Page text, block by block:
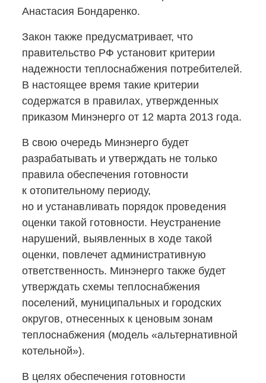
Анастасия Бондаренко.
Закон также предусматривает, что
правительство РФ установит критерии
надежности теплоснабжения потребителей.
В настоящее время такие критерии
содержатся в правилах, утвержденных
приказом Минэнерго от 12 марта 2013 года.
В свою очередь Минэнерго будет
разрабатывать и утверждать не только
правила обеспечения готовности
к отопительному периоду,
но и устанавливать порядок проведения
оценки такой готовности. Неустранение
нарушений, выявленных в ходе такой
оценки, повлечет административную
ответственность. Минэнерго также будет
утверждать схемы теплоснабжения
поселений, муниципальных и городских
округов, отнесенных к ценовым зонам
теплоснабжения (модель «альтернативной
котельной»).
В целях обеспечения готовности